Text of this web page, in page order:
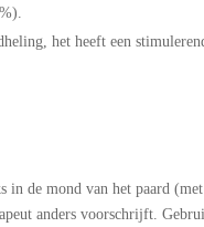
het heeft een
de mond van het paard
anders voorschrijft.